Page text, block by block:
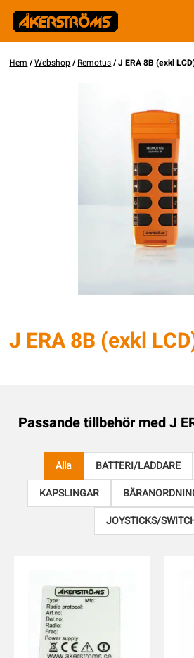
Hem /Webshop/Remotus/ J ERA 8B (exkl
J ERA 8B (exkl
Passande tillbehör medJ
Alla BATTERI/LADDARE
KAPSLINGAR
JOYSTICKS/